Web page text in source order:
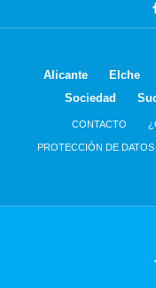
Alicante Elche
Sociedad
CONTACTO
PROTECCIÓN DE DATOS